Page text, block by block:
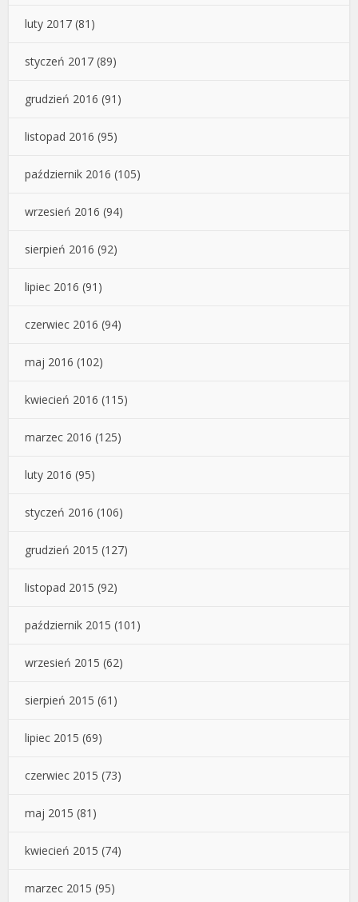
luty 2017 (81)
styczeń 2017 (89)
grudzień 2016 (91)
listopad 2016 (95)
październik 2016 (105)
wrzesień 2016 (94)
sierpień 2016 (92)
lipiec 2016 (91)
czerwiec 2016 (94)
maj 2016 (102)
kwiecień 2016 (115)
marzec 2016 (125)
luty 2016 (95)
styczeń 2016 (106)
grudzień 2015 (127)
listopad 2015 (92)
październik 2015 (101)
wrzesień 2015 (62)
sierpień 2015 (61)
lipiec 2015 (69)
czerwiec 2015 (73)
maj 2015 (81)
kwiecień 2015 (74)
marzec 2015 (95)